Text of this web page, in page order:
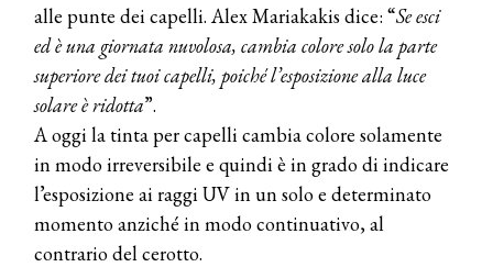
alle punte dei capelli. Alex Mariakakis dice: “Se esci
ed è una giornata nuvolosa, cambia colore solo la parte
superiore dei tuoi capelli, poiché l’esposizione alla luce
solare è ridotta”.
A oggi la tinta per capelli cambia colore solamente
in modo irreversibile e quindi è in grado di indicare
l’esposizione ai raggi UV in un solo e determinato
momento anziché in modo continuativo, al
contrario del cerotto.
TONI&GUY
A Natale regala una doppia
TONI&GUY “Feel Good Experience”!
TONI&GUY
LABEL.M lancia la sua innovativa ed
eco-sostenibile linea di prodotti
professionali
DAVINES
Davines presenta cofanetti beauty